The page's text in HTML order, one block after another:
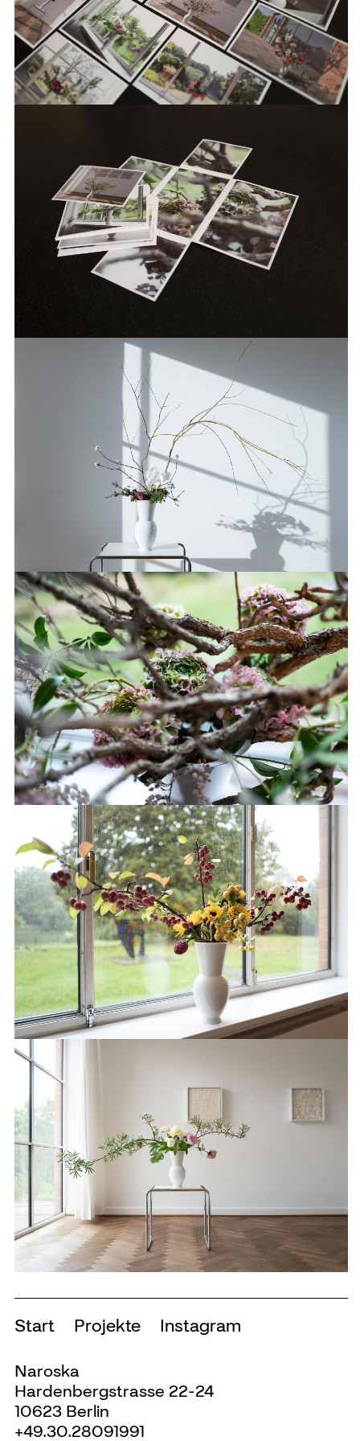
von inzwischen über 200 Ausstellungen,
einer Vielzahl an Publikation und allen
Kommunikativen Maßnahmen der
Institution.
INFO +
Start Projekte Instagram
Naroska
Hardenbergstrasse 22-24
10623 Berlin
+49.30.28091991